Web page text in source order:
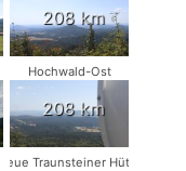
208 km
Hochwald-Ost
208 km
Neue Traunsteiner Hütte